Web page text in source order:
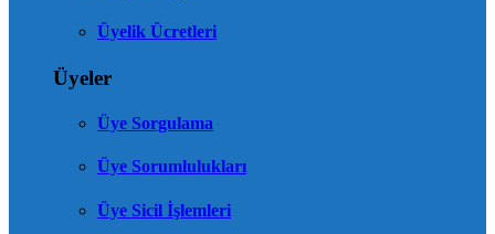
Üyelik Ücretleri
Üyeler
Üye Sorgulama
Üye Sorumlulukları
Üye Sicil İşlemleri